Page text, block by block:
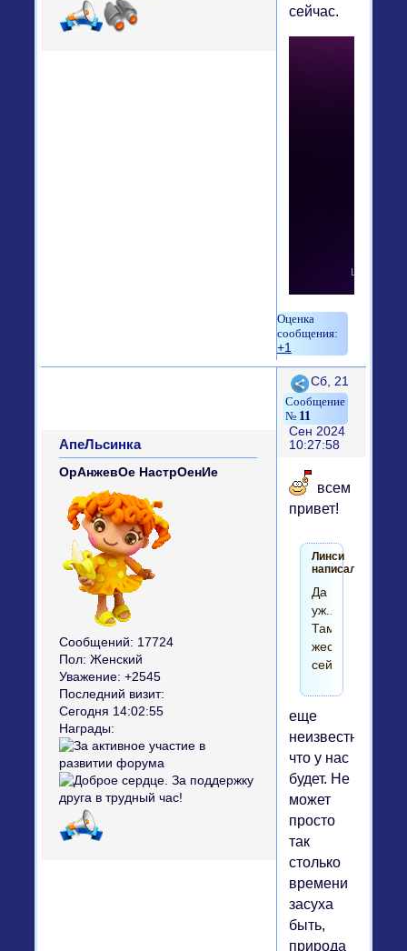
сейчас.
+1
Поделиться
11
Сб, 21
Сен 2024
10:27:58
АпеЛьсинка
ОрАнжевОе НастрОенИе
Сообщений: 17724
Пол: Женский
Уважение: +2545
Последний визит:
Сегодня 14:02:55
Награды:
всем
привет!
Линси
написал(а):
Да
уж...
Там
жесть
сейчас.
еще
неизвестно
что у нас
будет. Не
может
просто
так
столько
времени
засуха
быть,
природа